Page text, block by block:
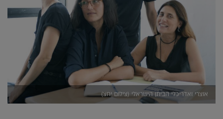
אוצרי ואדריכלי הביתן הישראלי (צילום יחצ)